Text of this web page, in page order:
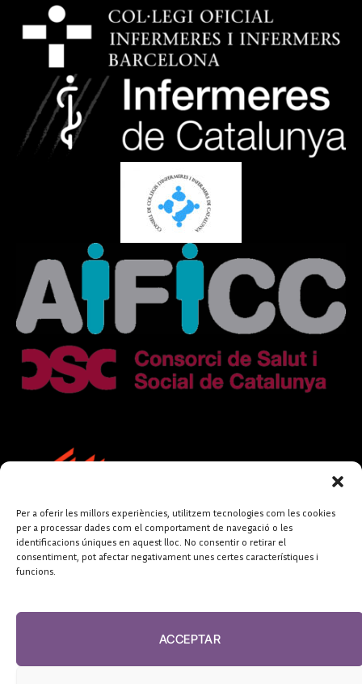
Per a oferir les millors experiències, utilitzem tecnologies com les cookies
per a processar dades com el comportament de navegació o les
identificacions úniques en aquest lloc. No consentir o retirar el
consentiment, pot afectar negativament unes certes característiques i
funcions.
ACCEPTAR
FUNDACIÓ